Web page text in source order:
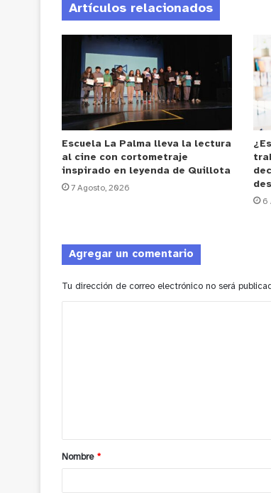
Artículos relacionados
Escuela La Palma lleva la lectura
al cine con cortometraje
inspirado en leyenda de Quillota
7 Agosto, 2026
6
Agregar un comentario
Tu dirección de correo electrónico no será
a
rNombre *